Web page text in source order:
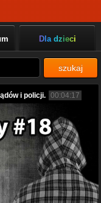
Dla dzieci
szukaj
i policji. 00:04:17